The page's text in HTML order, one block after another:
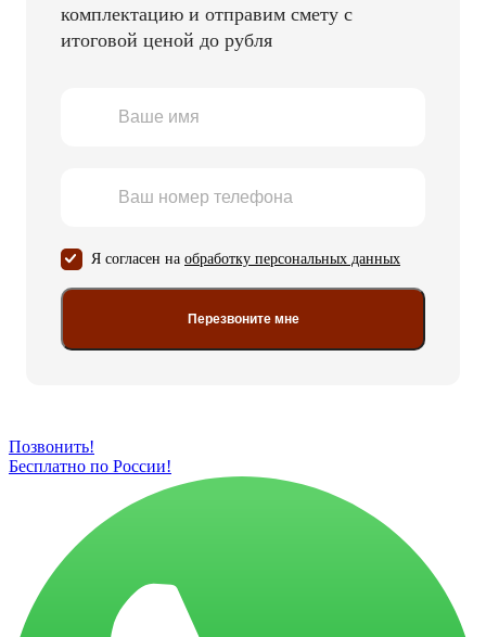
комплектацию и отправим смету с
итоговой ценой до рубля
Я согласен на обработку персональных данных
Перезвоните мне
Позвонить!
Бесплатно по России!